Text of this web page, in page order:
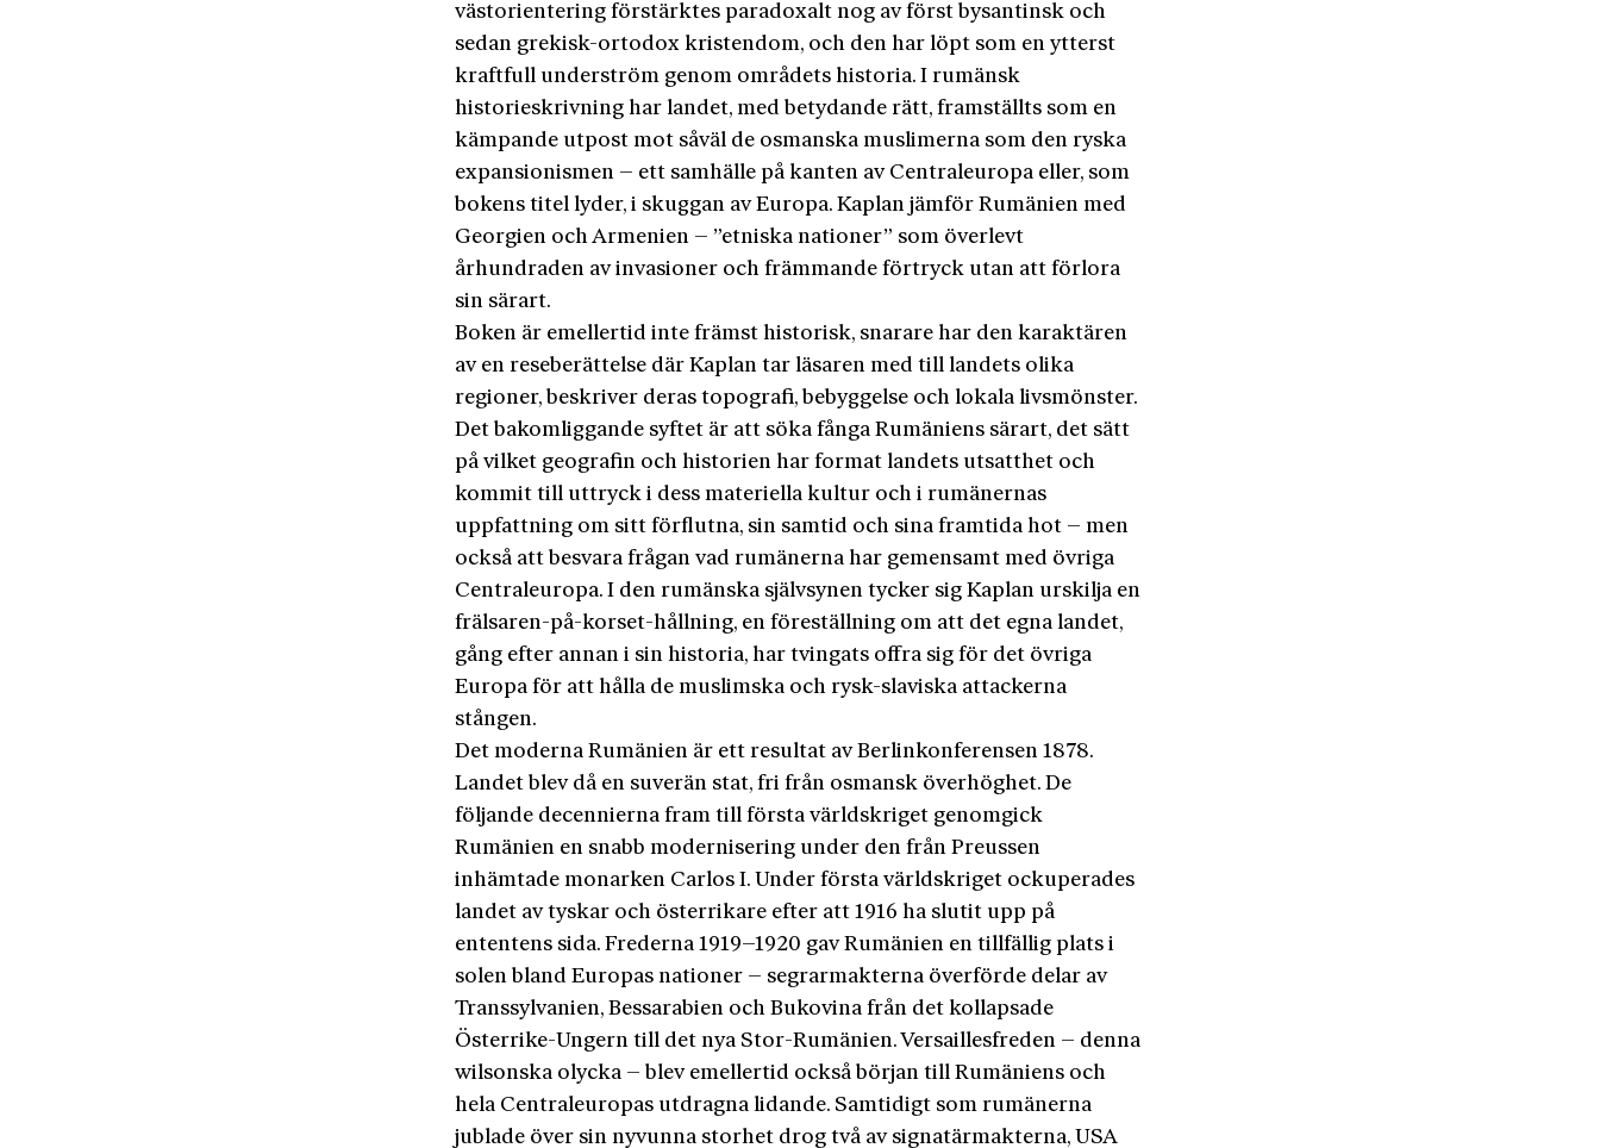
västorientering förstärktes paradoxalt nog av först bysantinsk och
sedan grekisk-ortodox kristendom, och den har löpt som en ytterst
kraftfull underström genom områdets historia. I rumänsk
historieskrivning har landet, med betydande rätt, framställts som en
kämpande utpost mot såväl de osmanska muslimerna som den ryska
expansionismen – ett samhälle på kanten av Centraleuropa eller, som
bokens titel lyder, i skuggan av Europa. Kaplan jämför Rumänien med
Georgien och Armenien – ”etniska nationer” som överlevt
århundraden av invasioner och främmande förtryck utan att förlora
sin särart.
Boken är emellertid inte främst historisk, snarare har den karaktären
av en reseberättelse där Kaplan tar läsaren med till landets olika
regioner, beskriver deras topografi, bebyggelse och lokala livsmönster.
Det bakomliggande syftet är att söka fånga Rumäniens särart, det sätt
på vilket geografin och historien har format landets utsatthet och
kommit till uttryck i dess materiella kultur och i rumänernas
uppfattning om sitt förflutna, sin samtid och sina framtida hot – men
också att besvara frågan vad rumänerna har gemensamt med övriga
Centraleuropa. I den rumänska självsynen tycker sig Kaplan urskilja en
frälsaren-på-korset-hållning, en föreställning om att det egna landet,
gång efter annan i sin historia, har tvingats offra sig för det övriga
Europa för att hålla de muslimska och rysk-slaviska attackerna
stången.
Det moderna Rumänien är ett resultat av Berlinkonferensen 1878.
Landet blev då en suverän stat, fri från osmansk överhöghet. De
följande decennierna fram till första världskriget genomgick
Rumänien en snabb modernisering under den från Preussen
inhämtade monarken Carlos I. Under första världskriget ockuperades
landet av tyskar och österrikare efter att 1916 ha slutit upp på
ententens sida. Frederna 1919–1920 gav Rumänien en tillfällig plats i
solen bland Europas nationer – segrarmakterna överförde delar av
Transsylvanien, Bessarabien och Bukovina från det kollapsade
Österrike-Ungern till det nya Stor-Rumänien. Versaillesfreden – denna
wilsonska olycka – blev emellertid också början till Rumäniens och
hela Centraleuropas utdragna lidande. Samtidigt som rumänerna
jublade över sin nyvunna storhet drog två av signatärmakterna, USA